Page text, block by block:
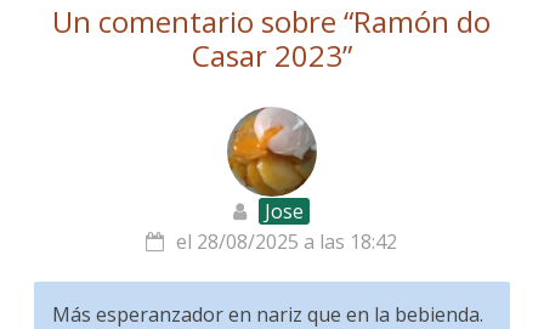
Un comentario sobre “Ramón do
Casar 2023”
Jose
el 28/08/2025 a las 18:42
Más esperanzador en nariz que en la bebienda.